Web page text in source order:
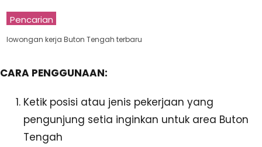
Pencarian
lowongan kerja Buton Tengah terbaru
CARA PENGGUNAAN:
Ketik posisi atau jenis pekerjaan yang
pengunjung setia inginkan untuk area Buton
Tengah